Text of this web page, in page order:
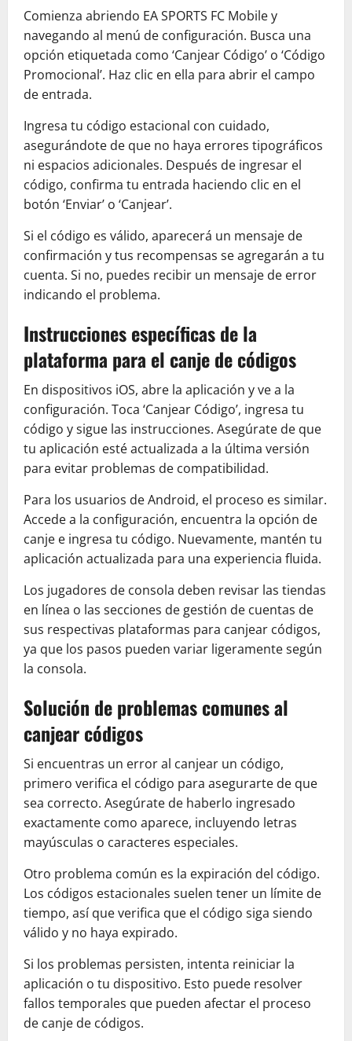
Comienza abriendo EA SPORTS FC Mobile y
navegando al menú de configuración. Busca una
opción etiquetada como ‘Canjear Código’ o ‘Código
Promocional’. Haz clic en ella para abrir el campo
de entrada.
Ingresa tu código estacional con cuidado,
asegurándote de que no haya errores tipográficos
ni espacios adicionales. Después de ingresar el
código, confirma tu entrada haciendo clic en el
botón ‘Enviar’ o ‘Canjear’.
Si el código es válido, aparecerá un mensaje de
confirmación y tus recompensas se agregarán a tu
cuenta. Si no, puedes recibir un mensaje de error
indicando el problema.
Instrucciones específicas de la
plataforma para el canje de códigos
En dispositivos iOS, abre la aplicación y ve a la
configuración. Toca ‘Canjear Código’, ingresa tu
código y sigue las instrucciones. Asegúrate de que
tu aplicación esté actualizada a la última versión
para evitar problemas de compatibilidad.
Para los usuarios de Android, el proceso es similar.
Accede a la configuración, encuentra la opción de
canje e ingresa tu código. Nuevamente, mantén tu
aplicación actualizada para una experiencia fluida.
Los jugadores de consola deben revisar las tiendas
en línea o las secciones de gestión de cuentas de
sus respectivas plataformas para canjear códigos,
ya que los pasos pueden variar ligeramente según
la consola.
Solución de problemas comunes al
canjear códigos
Si encuentras un error al canjear un código,
primero verifica el código para asegurarte de que
sea correcto. Asegúrate de haberlo ingresado
exactamente como aparece, incluyendo letras
mayúsculas o caracteres especiales.
Otro problema común es la expiración del código.
Los códigos estacionales suelen tener un límite de
tiempo, así que verifica que el código siga siendo
válido y no haya expirado.
Si los problemas persisten, intenta reiniciar la
aplicación o tu dispositivo. Esto puede resolver
fallos temporales que pueden afectar el proceso
de canje de códigos.